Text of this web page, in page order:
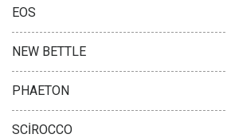
EOS
NEW BETTLE
PHAETON
SCİROCCO